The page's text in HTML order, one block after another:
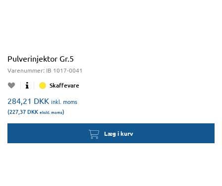
Pulverinjektor Gr.5
Varenummer: IB 1017-0041
Skaffevare
284,21 DKK inkl. moms
(227,37 DKK ekskl. moms)
Læg i kurv